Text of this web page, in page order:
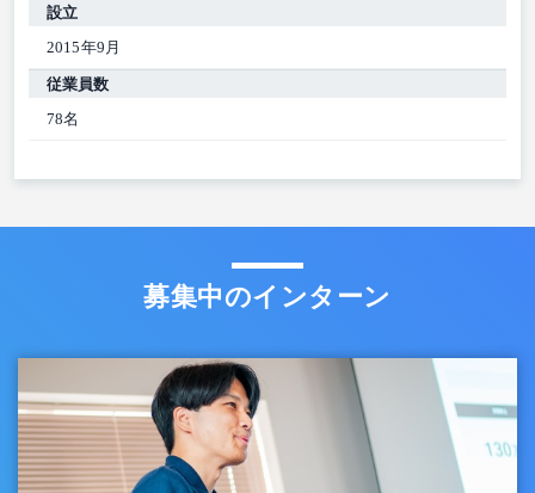
設立
2015年9月
従業員数
78名
募集中のインターン